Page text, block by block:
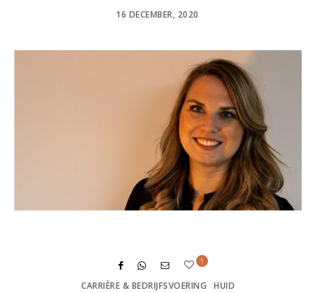
POSTED
16 DECEMBER, 2020
1
CARRIÈRE & BEDRIJFSVOERING HUID